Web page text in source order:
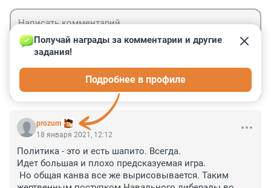
prozum
Получай награды за комментарии и другие
задания!
Подробнее в профиле
18 января 2021, 12:12
Политика - это и есть шапито. Всегда.
Идет большая и плохо предсказуемая игра.
Но общая канва все же вырисовывается. Таким